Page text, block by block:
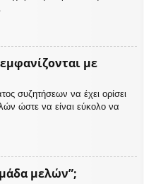
με
συζητήσεων να έχει ορίσει
ώστε να είναι εύκολο να
μελών”;